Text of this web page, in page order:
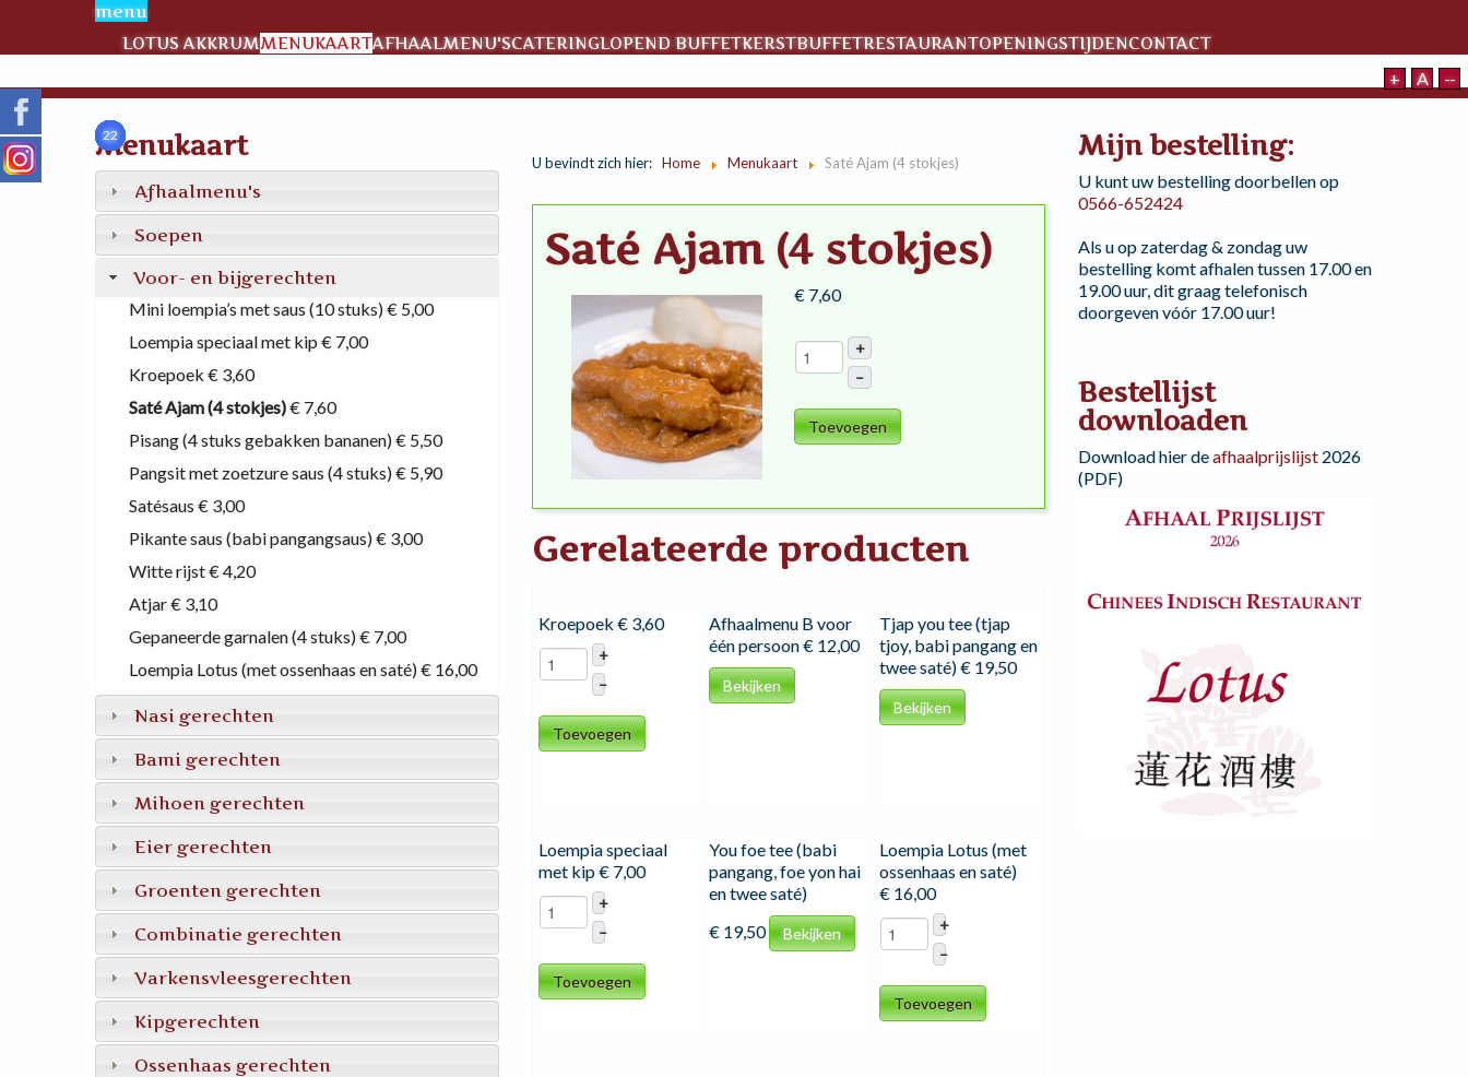
menu
LOTUS AKKRUMMENUKAARTAFHAALMENU'SCATERINGLOPEND BUFFETKERSTBUFFETRESTAURANTOPENINGSTIJDENCONTACT
+
A --
Menukaart
Afhaalmenu's
Soepen
Voor- en bijgerechten
Mini loempia’s met saus (10 stuks)
10
€ 5,00
Loempia speciaal met kip
12
€ 7,00
Kroepoek
13
€ 3,60
Saté Ajam (4 stokjes)
14
€ 7,60
Pisang (4 stuks gebakken bananen)
16
€ 5,50
Pangsit met zoetzure saus (4 stuks)
17
€ 5,90
Satésaus
22
€ 3,00
Pikante saus (babi pangangsaus)
23
€ 3,00
Witte rijst
24
€ 4,20
Atjar
25
€ 3,10
Gepaneerde garnalen (4 stuks)
27
€ 7,00
Loempia Lotus (met ossenhaas en saté)
26
€ 16,00
Nasi gerechten
Bami gerechten
Mihoen gerechten
Eier gerechten
Groenten gerechten
Combinatie gerechten
Varkensvleesgerechten
Kipgerechten
Ossenhaas gerechten
U bevindt zich hier: Home Menukaart Saté Ajam (4 stokjes)
Saté Ajam (4 stokjes)
€ 7,60
+
–
Toevoegen
Gerelateerde producten
Kroepoek
13
€ 3,60
+
–
Toevoegen
Afhaalmenu B voor
één persoon
B
€ 12,00
Bekijken
Tjap you tee (tjap
tjoy, babi pangang en
twee saté)
81
€ 19,50
Bekijken
Loempia speciaal
met kip
12
€ 7,00
+
–
Toevoegen
You foe tee (babi
pangang, foe yon hai
en twee saté)
82
€ 19,50 Bekijken
Loempia Lotus (met
ossenhaas en saté)
26
€ 16,00
+
–
Toevoegen
83
A
84
22 Mijn bestelling:
U kunt uw bestelling doorbellen op
0566-652424
Als u op zaterdag & zondag uw
bestelling komt afhalen tussen 17.00 en
19.00 uur, dit graag telefonisch
doorgeven vóór 17.00 uur!
Bestellijst
downloaden
Download hier deafhaalprijslijst 2026
(PDF)